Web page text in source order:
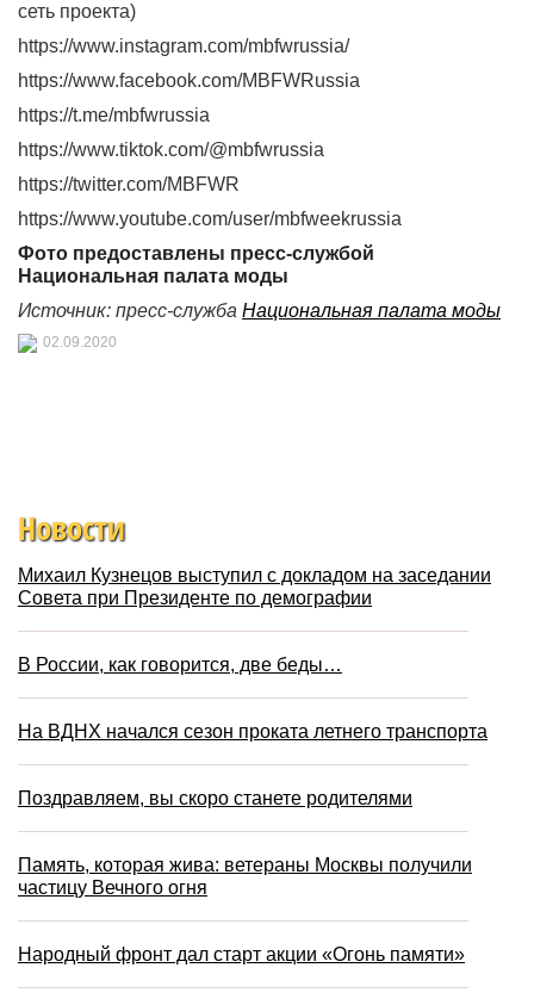
сеть проекта)
https://www.instagram.com/mbfwrussia/
https://www.facebook.com/MBFWRussia
https://t.me/mbfwrussia
https://www.tiktok.com/@mbfwrussia
https://twitter.com/MBFWR
https://www.youtube.com/user/mbfweekrussia
Фото предоставлены пресс-службой
Национальная палата моды
Источник: пресс-служба Национальная палата моды
02.09.2020
Новости
Михаил Кузнецов выступил с докладом на заседании
Совета при Президенте по демографии
В России, как говорится, две беды…
На ВДНХ начался сезон проката летнего транспорта
Поздравляем, вы скоро станете родителями
Память, которая жива: ветераны Москвы получили
частицу Вечного огня
Народный фронт дал старт акции «Огонь памяти»